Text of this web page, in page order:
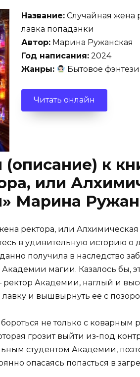
Название: Случайная жена
лавка попаданки
Автор: Марина Ружанская
Год написания: 2024
Жанры:
Бытовое
Читать онлайн
к
или
Марина
ректора, или
в удивительную историю о
получила в наследство
магии. Казалось бы,
ректор Академии, наглый и
и вышвырнуть её с
не только с коварным
грозит выйти из-под
студентом Академии,
опасаясь попасться в